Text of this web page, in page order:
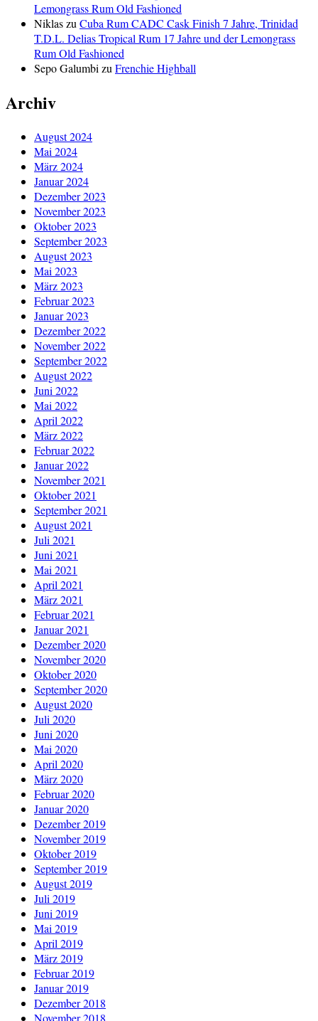
Lemongrass Rum Old Fashioned
Niklaszu Cuba Rum CADC Cask Finish 7 Jahre, Trinidad
T.D.L. Delias Tropical Rum 17 Jahre und der Lemongrass
Rum Old Fashioned
Sepo Galumbi zu Frenchie Highball
Archiv
August 2024
Mai 2024
März 2024
Januar 2024
Dezember 2023
November 2023
Oktober 2023
September 2023
August 2023
Mai 2023
März 2023
Februar 2023
Januar 2023
Dezember 2022
November 2022
September 2022
August 2022
Juni 2022
Mai 2022
April 2022
März 2022
Februar 2022
Januar 2022
November 2021
Oktober 2021
September 2021
August 2021
Juli 2021
Juni 2021
Mai 2021
April 2021
März 2021
Februar 2021
Januar 2021
Dezember 2020
November 2020
Oktober 2020
September 2020
August 2020
Juli 2020
Juni 2020
Mai 2020
April 2020
März 2020
Februar 2020
Januar 2020
Dezember 2019
November 2019
Oktober 2019
September 2019
August 2019
Juli 2019
Juni 2019
Mai 2019
April 2019
März 2019
Februar 2019
Januar 2019
Dezember 2018
November 2018